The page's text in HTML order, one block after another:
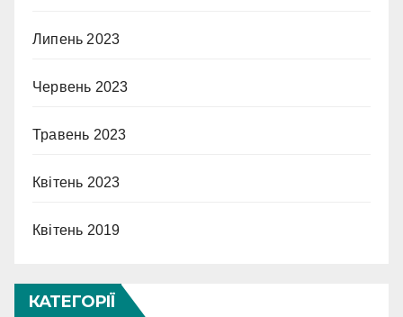
Липень 2023
Червень 2023
Травень 2023
Квітень 2023
Квітень 2019
КАТЕГОРІЇ